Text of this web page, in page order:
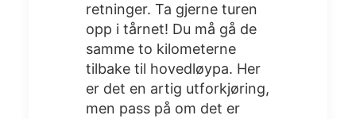
retninger. Ta gjerne turen
opp i tårnet! Du må gå de
samme to kilometerne
tilbake til hovedløypa. Her
er det en artig utforkjøring,
men pass på om det er